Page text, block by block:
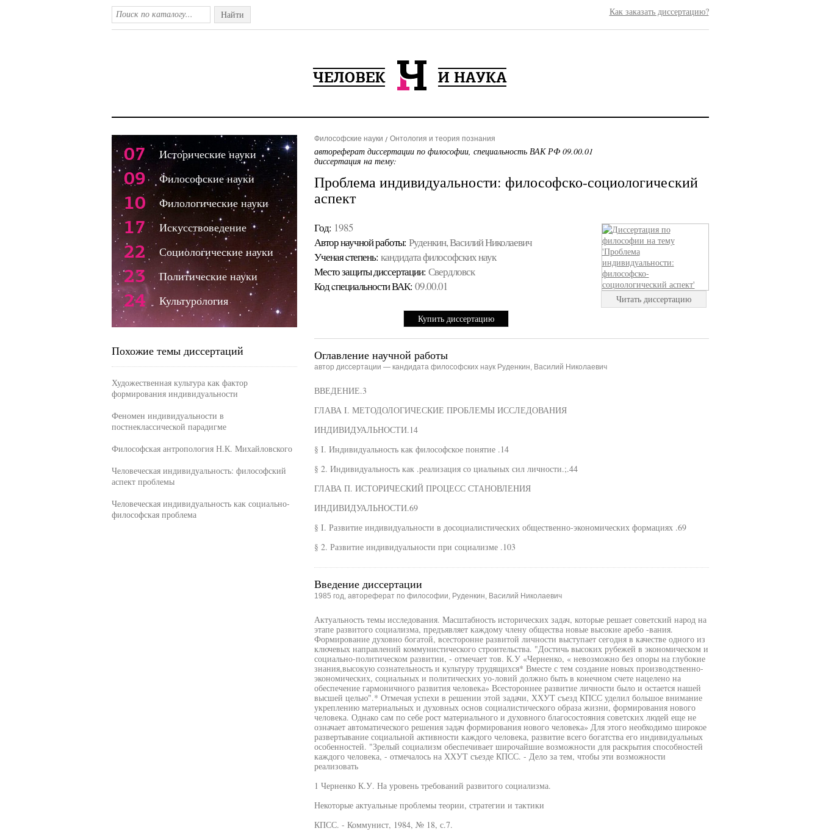
Найти Как заказать диссертацию?
Философские науки Онтология и теория познания
автореферат диссертации по философии, специальность ВАК РФ 09.00.01
диссертация на тему:
Проблема индивидуальности: философско-социологический
аспект
Год: 1985
Автор научной работы: Руденкин, Василий Николаевич
Ученая cтепень: кандидата философских наук
Место защиты диссертации: Свердловск
Код cпециальности ВАК: 09.00.01
Купить диссертацию
Читать диссертацию
Оглавление научной работы
автор диссертации — кандидата философских наук Руденкин, Василий Николаевич
ВВЕДЕНИЕ.3
ГЛАВА I. МЕТОДОЛОГИЧЕСКИЕ ПРОБЛЕМЫ ИССЛЕДОВАНИЯ
ИНДИВИДУАЛЬНОСТИ.14
§ I. Индивидуальность как философское понятие .14
§ 2. Индивидуальность как .реализация со циальных сил личности.;.44
ГЛАВА П. ИСТОРИЧЕСКИЙ ПРОЦЕСС СТАНОВЛЕНИЯ
ИНДИВИДУАЛЬНОСТИ.69
§ I. Развитие индивидуальности в досоциалистических общественно-экономических формациях .69
§ 2. Развитие индивидуальности при социализме .103
Введение диссертации
1985 год, автореферат по философии, Руденкин, Василий Николаевич
Актуальность темы исследования. Масштабность исторических задач, которые решает советский народ на
этапе развитого социализма, предъявляет каждому члену общества новые высокие аребо -вания.
Формирование духовно богатой, всесторонне развитой личности выступает сегодня в качестве одного из
ключевых направлений коммунистического строительства. "Достичь высоких рубежей в экономическом и
социально-политическом развитии, - отмечает тов. К.У «Черненко, « невозможно без опоры на глубокие
знания,высокую сознательность и культуру трудящихся* Вместе с тем создание новых производственно-
экономических, социальных и политических уо-ловий должно быть в конечном счете нацелено на
обеспечение гармоничного развития человека» Всестороннее развитие личности было и остается нашей
высшей целью".* Отмечая успехи в решении этой задачи, ХХУТ съезд КПСС уделил большое внимание
укреплению материальных и духовных основ социалистического образа жизни, формирования нового
человека. Однако сам по себе рост материального и духовного благосостояния советских людей еще не
означает автоматического решения задач формирования нового человека» Для этого необходимо широкое
развертывание социальной активности каждого человека, развитие всего богатства его индивидуальных
особенностей. "Зрелый социализм обеспечивает широчайшие возможности для раскрытия способностей
каждого человека, - отмечалось на ХХУТ съезде КПСС. - Дело за тем, чтобы эти возможности
реализовать
1 Черненко К.У. На уровень требований развитого социализма.
Некоторые актуальные проблемы теории, стратегии и тактики
КПСС. - Коммунист, 1984, № 18, с.7.
07 Исторические науки
09 Философские науки
10 Филологические науки
17 Искусствоведение
22 Социологические науки
23 Политические науки
24 Культурология
Похожие темы диссертаций
Художественная культура как фактор
формирования индивидуальности
Феномен индивидуальности в
постнеклассической парадигме
Философская антропология Н.К. Михайловского
Человеческая индивидуальность: философский
аспект проблемы
Человеческая индивидуальность как социально-
философская проблема